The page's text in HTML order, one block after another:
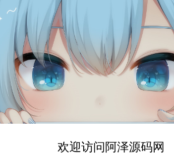
欢迎访问阿泽源码网